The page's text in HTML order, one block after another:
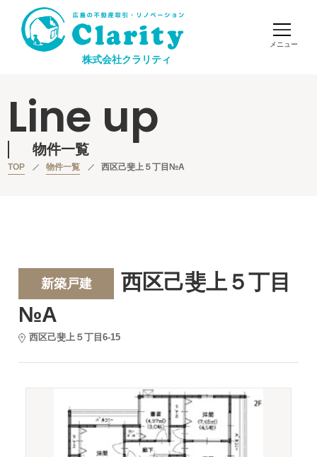
株式会社クラリティ
Line up
物件一覧
TOP 物件一覧 西区己斐上５丁目№A
新築戸建
西区己斐上５丁目
№A
西区己斐上５丁目6-15